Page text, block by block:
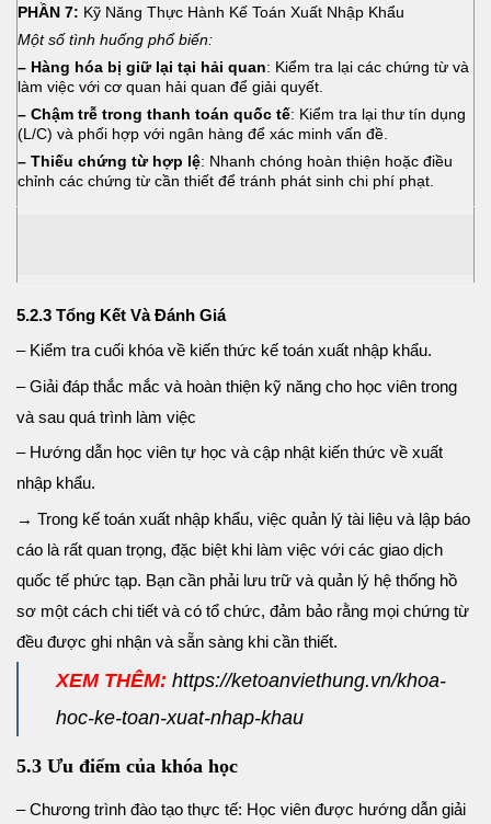
PHẦN 7: Kỹ Năng Thực Hành Kế Toán Xuất Nhập Khẩu
Một số tình huống phổ biến:
– Hàng hóa bị giữ lại tại hải quan: Kiểm tra lại các chứng từ và
làm việc với cơ quan hải quan để giải quyết.
– Chậm trễ trong thanh toán quốc tế: Kiểm tra lại thư tín dụng
(L/C) và phối hợp với ngân hàng để xác minh vấn đề.
– Thiếu chứng từ hợp lệ: Nhanh chóng hoàn thiện hoặc điều
chỉnh các chứng từ cần thiết để tránh phát sinh chi phí phạt.
5.2.3 Tổng Kết Và Đánh Giá
– Kiểm tra cuối khóa về kiến thức kế toán xuất nhập khẩu.
– Giải đáp thắc mắc và hoàn thiện kỹ năng cho học viên trong
và sau quá trình làm việc
– Hướng dẫn học viên tự học và cập nhật kiến thức về xuất
nhập khẩu.
→ Trong kế toán xuất nhập khẩu, việc quản lý tài liệu và lập báo
cáo là rất quan trọng, đặc biệt khi làm việc với các giao dịch
quốc tế phức tạp. Bạn cần phải lưu trữ và quản lý hệ thống hồ
sơ một cách chi tiết và có tổ chức, đảm bảo rằng mọi chứng từ
đều được ghi nhận và sẵn sàng khi cần thiết.
XEM THÊM: https://ketoanviethung.vn/khoa-
hoc-ke-toan-xuat-nhap-khau
5.3 Ưu điểm của khóa học
– Chương trình đào tạo thực tế: Học viên được hướng dẫn giải